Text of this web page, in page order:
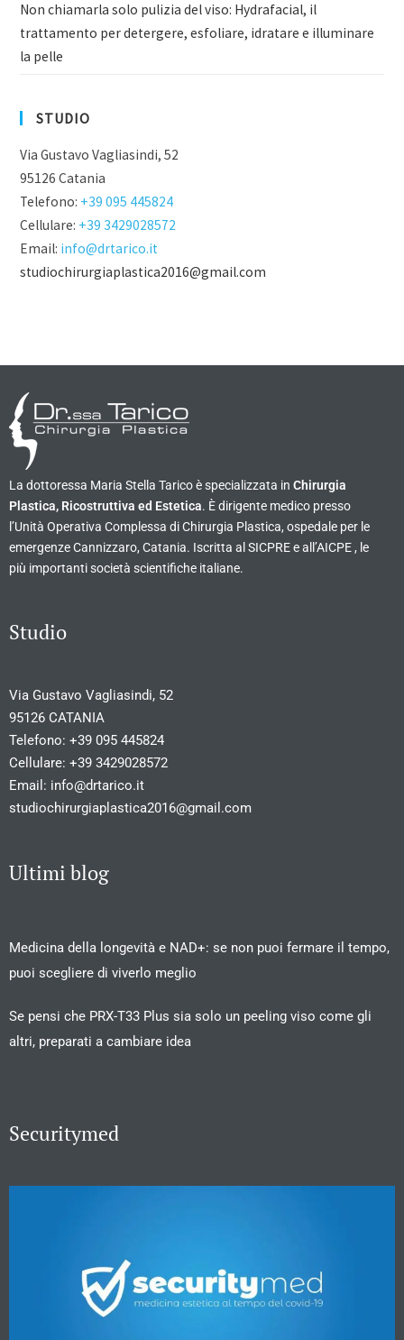
Non chiamarla solo pulizia del viso: Hydrafacial, il
trattamento per detergere, esfoliare, idratare e illuminare
la pelle
STUDIO
Via Gustavo Vagliasindi, 52
95126 Catania
Telefono: +39 095 445824
Cellulare: +39 3429028572
Email: info@drtarico.it
studiochirurgiaplastica2016@gmail.com
La dottoressa Maria Stella Tarico è specializzata in Chirurgia
Plastica, Ricostruttiva ed Estetica. È dirigente medico presso
l’Unità Operativa Complessa di Chirurgia Plastica, ospedale per le
emergenze Cannizzaro, Catania. Iscritta al SICPRE e all’AICPE , le
più importanti società scientifiche italiane.
Studio
Via Gustavo Vagliasindi, 52
95126 CATANIA
Telefono: +39 095 445824
Cellulare: +39 3429028572
Email: info@drtarico.it
studiochirurgiaplastica2016@gmail.com
Ultimi blog
Medicina della longevità e NAD+: se non puoi fermare il tempo,
puoi scegliere di viverlo meglio
Se pensi che PRX-T33 Plus sia solo un peeling viso come gli
altri, preparati a cambiare idea
Securitymed